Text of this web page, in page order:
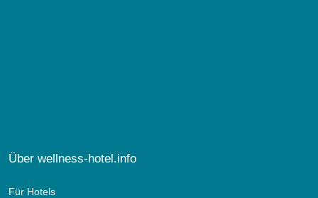
Über wellness-hotel.info
Für Hotels